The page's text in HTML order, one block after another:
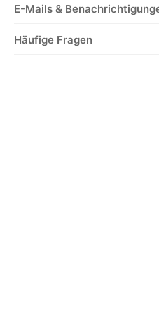
E-Mails &
Häufige Fragen